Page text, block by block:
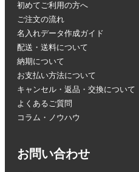
初めてご利用の方へ
ご注文の流れ
名入れデータ作成ガイド
配送・送料について
納期について
お支払い方法について
キャンセル・返品・交換について
よくあるご質問
コラム・ノウハウ
お問い合わせ